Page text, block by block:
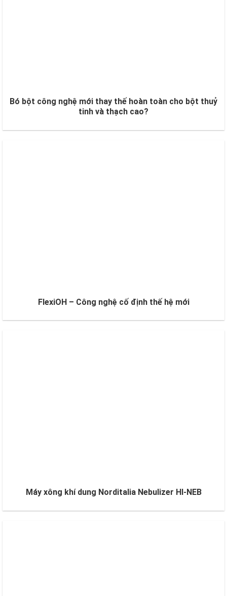
Bó bột công nghệ mới thay thế hoàn toàn cho bột thuỷ
tinh và thạch cao?
FlexiOH – Công nghệ cố định thế hệ mới
Máy xông khí dung Norditalia Nebulizer HI-NEB